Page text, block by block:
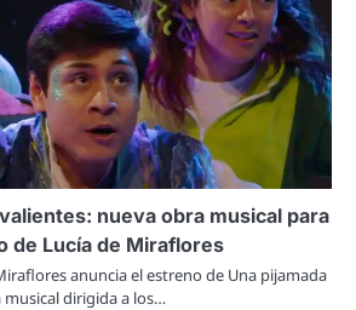
nueva obra musical para
de Lucía de Miraflores
anuncia el estreno de Una pijamada
dirigida a los…